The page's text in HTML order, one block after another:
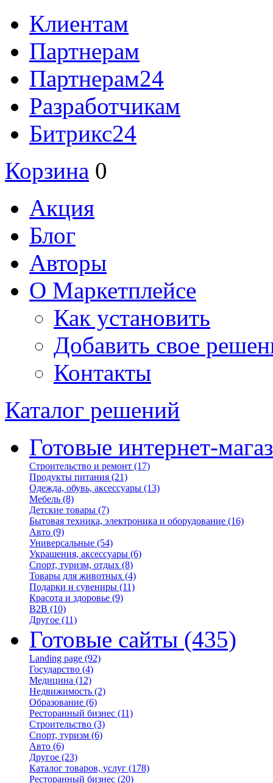
Клиентам
Партнерам
Партнерам24
Разработчикам
Битрикс24
Корзина 0
Акция
Блог
Авторы
О Маркетплейсе
Как установить
Добавить свое
Контакты
Каталог решений
Готовые интернет-
Строительство и ремонт (17)
Продукты питания (21)
Одежда, обувь, аксессуары (13)
Мебель (8)
Детские товары (7)
Бытовая техника, электроника и оборудование (16)
Авто (9)
Универсальные (54)
Украшения, аксессуары (6)
Спорт, туризм, отдых (8)
Товары для животных (4)
Подарки и сувениры (11)
Красота и здоровье (9)
B2B (10)
Другое (11)
Готовые сайты (435)
Landing page (92)
Государство (4)
Медицина (12)
Недвижимость (2)
Образование (6)
Ресторанный бизнес (11)
Строительство (3)
Спорт, туризм (6)
Авто (6)
Другое (23)
Каталог товаров, услуг (178)
Ресторанный бизнес (20)